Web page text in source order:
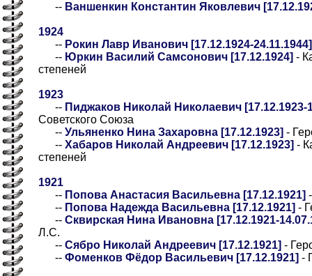
-- Ваншенкин Константин Яковлевич
1924
-- Рокин Лавр Иванович [17.12.1924-24.11.1944]
-- Юркин Василий Самсонович [17.12.1924] -
степеней
1923
-- Пиджаков Николай Николаевич [17.12.1923-
Советского Союза
-- Ульяненко Нина Захаровна [17.12.1923] -
-- Хабаров Николай Андреевич [17.12.1923] -
степеней
1921
-- Попова Анастасия Васильевна [17.12.1921]
-- Попова Надежда Васильевна [17.12.1921] -
-- Сквирская Нина Ивановна [17.12.1921-
Л.С.
-- Сябро Николай Андреевич [17.12.1921] -
-- Фоменков Фёдор Васильевич [17.12.1921] -